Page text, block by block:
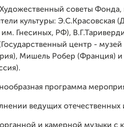
советы Фонда,
культуры:
Гнесиных, РФ),
центр -
Мишель Робер (Франция)
программа
ведущих отечественных